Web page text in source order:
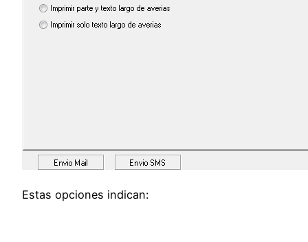
Estas opciones indican: